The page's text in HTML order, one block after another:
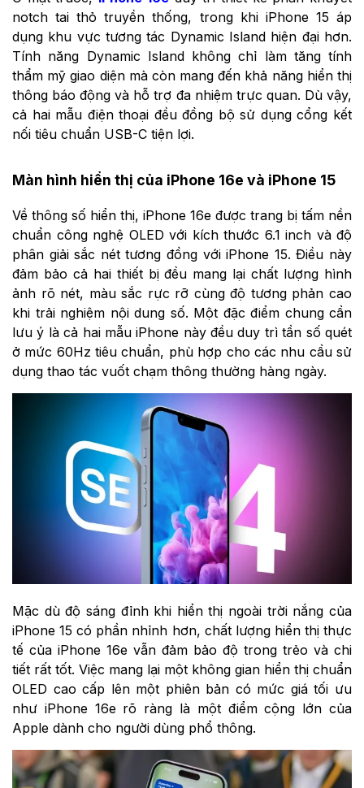
notch tai thỏ truyền thống, trong khi iPhone 15 áp
dụng khu vực tương tác Dynamic Island hiện đại hơn.
Tính năng Dynamic Island không chỉ làm tăng tính
thẩm mỹ giao diện mà còn mang đến khả năng hiển thị
thông báo động và hỗ trợ đa nhiệm trực quan. Dù vậy,
cả hai mẫu điện thoại đều đồng bộ sử dụng cổng kết
nối tiêu chuẩn USB-C tiện lợi.
Màn hình hiển thị của iPhone 16e và iPhone 15
Về thông số hiển thị, iPhone 16e được trang bị tấm nền
chuẩn công nghệ OLED với kích thước 6.1 inch và độ
phân giải sắc nét tương đồng với iPhone 15. Điều này
đảm bảo cả hai thiết bị đều mang lại chất lượng hình
ảnh rõ nét, màu sắc rực rỡ cùng độ tương phản cao
khi trải nghiệm nội dung số. Một đặc điểm chung cần
lưu ý là cả hai mẫu iPhone này đều duy trì tần số quét
ở mức 60Hz tiêu chuẩn, phù hợp cho các nhu cầu sử
dụng thao tác vuốt chạm thông thường hàng ngày.
Mặc dù độ sáng đỉnh khi hiển thị ngoài trời nắng của
iPhone 15 có phần nhỉnh hơn, chất lượng hiển thị thực
tế của iPhone 16e vẫn đảm bảo độ trong trẻo và chi
tiết rất tốt. Việc mang lại một không gian hiển thị chuẩn
OLED cao cấp lên một phiên bản có mức giá tối ưu
như iPhone 16e rõ ràng là một điểm cộng lớn của
Apple dành cho người dùng phổ thông.